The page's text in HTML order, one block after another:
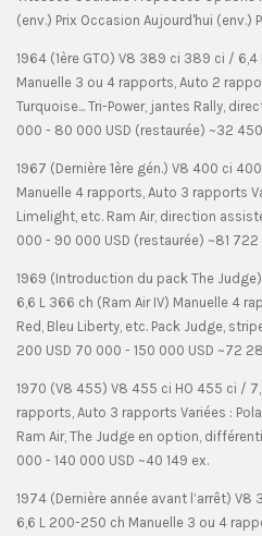
(env.) Prix Occasion Aujourd'hui (env.)
1964 (1ère GTO) V8 389 ci 389 ci /
Manuelle 3 ou 4 rapports, Auto 2
Turquoise... Tri-Power, jantes Rally,
000 - 80 000 USD (restaurée) ~32
1967 (Dernière 1ère gén.) V8 400 ci
Manuelle 4 rapports, Auto 3 rapports
Limelight, etc. Ram Air, direction
000 - 90 000 USD (restaurée) ~81 722
1969 (Introduction du pack The
6,6 L 366 ch (Ram Air IV) Manuelle 4
Red, Bleu Liberty, etc. Pack Judge,
200 USD 70 000 - 150 000 USD ~72
1970 (V8 455) V8 455 ci HO 455 ci /
rapports, Auto 3 rapports Variées :
Ram Air, The Judge en option,
000 - 140 000 USD ~40 149 ex.
1974 (Dernière année avant l’arrêt)
6,6 L 200-250 ch Manuelle 3 ou 4